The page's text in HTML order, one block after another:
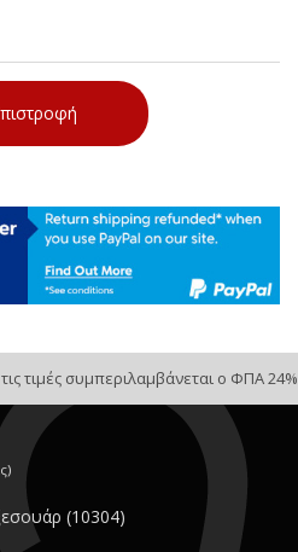
τιμές συμπεριλαμβάνεται ο ΦΠΑ 24%
(10304)